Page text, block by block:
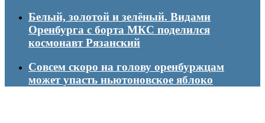
Белый, золотой и зелёный. Видами
Оренбурга с борта МКС поделился
космонавт Рязанский
Совсем скоро на голову оренбуржцам
может упасть ньютоновское яблоко